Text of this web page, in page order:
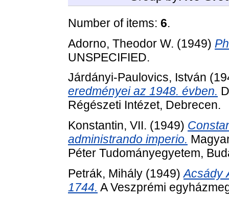
Number of items: 6.
Adorno, Theodor W. (1949)
UNSPECIFIED.
Járdányi-Paulovics, István
eredményei az 1948. évben.
Régészeti Intézet, Debrecen.
Konstantin, VII. (1949)
administrando imperio.
Péter Tudományegyetem,
Petrák, Mihály (1949)Acsády
1744. A Veszprémi